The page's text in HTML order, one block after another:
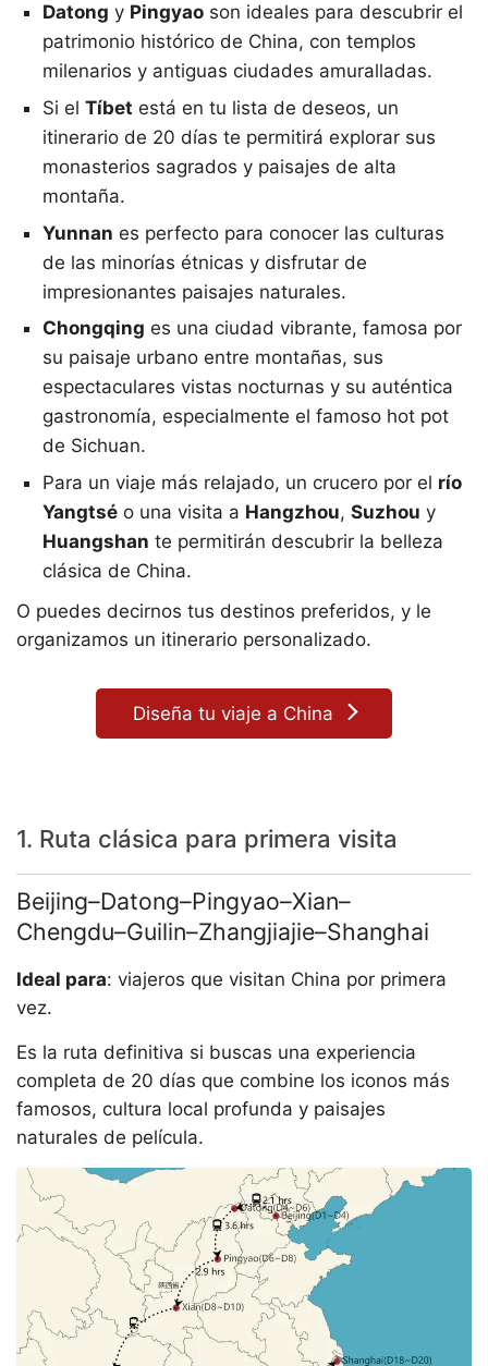
Datong y Pingyaoson ideales para descubrir el
patrimonio histórico de China, con templos
milenarios y antiguas ciudades amuralladas.
Si el Tíbet está en tu lista de deseos, un
itinerario de 20 días te permitirá explorar sus
monasterios sagrados y paisajes de alta
montaña.
Yunnan es perfecto para conocer las culturas
de las minorías étnicas y disfrutar de
impresionantes paisajes naturales.
Chongqing es una ciudad vibrante, famosa por
su paisaje urbano entre montañas, sus
espectaculares vistas nocturnas y su auténtica
gastronomía, especialmente el famoso hot pot
de Sichuan.
Para un viaje más relajado, un crucero por el río
Yangtséo una visita a Hangzhou, Suzhou y
Huangshan te permitirán descubrir la belleza
clásica de China.
O puedes decirnos tus destinos preferidos, y le
organizamos un itinerario personalizado.
Diseña tu viaje a China
1. Ruta clásica para primera visita
Beijing–Datong–Pingyao–Xian–
Chengdu–Guilin–Zhangjiajie–Shanghai
Ideal para: viajeros que visitan China por primera
vez.
Es la ruta definitiva si buscas una experiencia
completa de 20 días que combine los iconos más
famosos, cultura local profunda y paisajes
naturales de película.